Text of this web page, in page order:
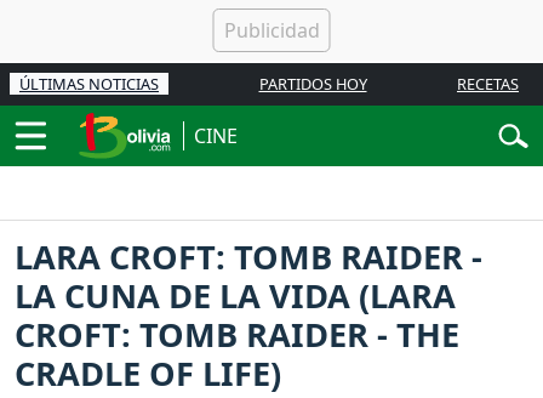
ÚLTIMAS NOTICIAS PARTIDOS HOY RECETAS
CINE
LARA CROFT: TOMB RAIDER -
LA CUNA DE LA VIDA (LARA
CROFT: TOMB RAIDER - THE
CRADLE OF LIFE)